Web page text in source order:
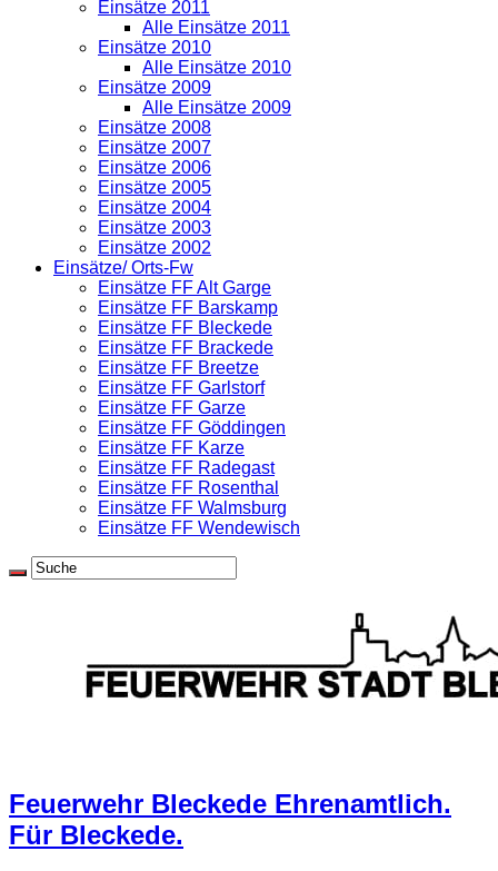
Einsätze 2011
Alle Einsätze 2011
Einsätze 2010
Alle Einsätze 2010
Einsätze 2009
Alle Einsätze 2009
Einsätze 2008
Einsätze 2007
Einsätze 2006
Einsätze 2005
Einsätze 2004
Einsätze 2003
Einsätze 2002
Einsätze/ Orts-Fw
Einsätze FF Alt Garge
Einsätze FF Barskamp
Einsätze FF Bleckede
Einsätze FF Brackede
Einsätze FF Breetze
Einsätze FF Garlstorf
Einsätze FF Garze
Einsätze FF Göddingen
Einsätze FF Karze
Einsätze FF Radegast
Einsätze FF Rosenthal
Einsätze FF Walmsburg
Einsätze FF Wendewisch
Feuerwehr Bleckede Ehrenamtlich.
Für Bleckede.